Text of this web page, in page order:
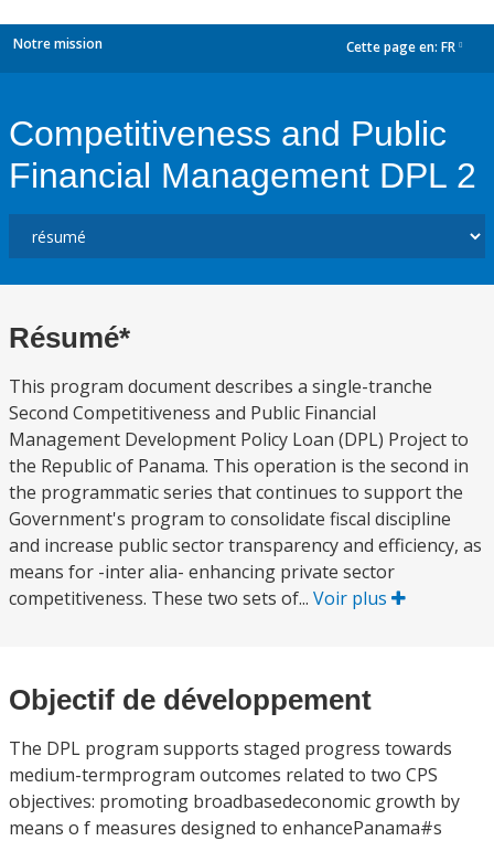
Notre mission Cette page en: FR
Competitiveness and Public
Financial Management DPL 2
Résumé*
This program document describes a single-tranche
Second Competitiveness and Public Financial
Management Development Policy Loan (DPL) Project to
the Republic of Panama. This operation is the second in
the programmatic series that continues to support the
Government's program to consolidate fiscal discipline
and increase public sector transparency and efficiency, as
means for -inter alia- enhancing private sector
competitiveness. These two sets of... Voir plus
Objectif de développement
The DPL program supports staged progress towards
medium-termprogram outcomes related to two CPS
objectives: promoting broadbasedeconomic growth by
means o f measures designed to enhancePanama#s